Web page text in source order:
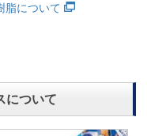
脂について
について